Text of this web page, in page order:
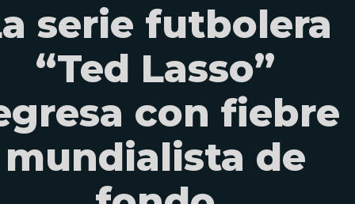
serie futbolera
“Ted Lasso”
con fiebre
mundialista de